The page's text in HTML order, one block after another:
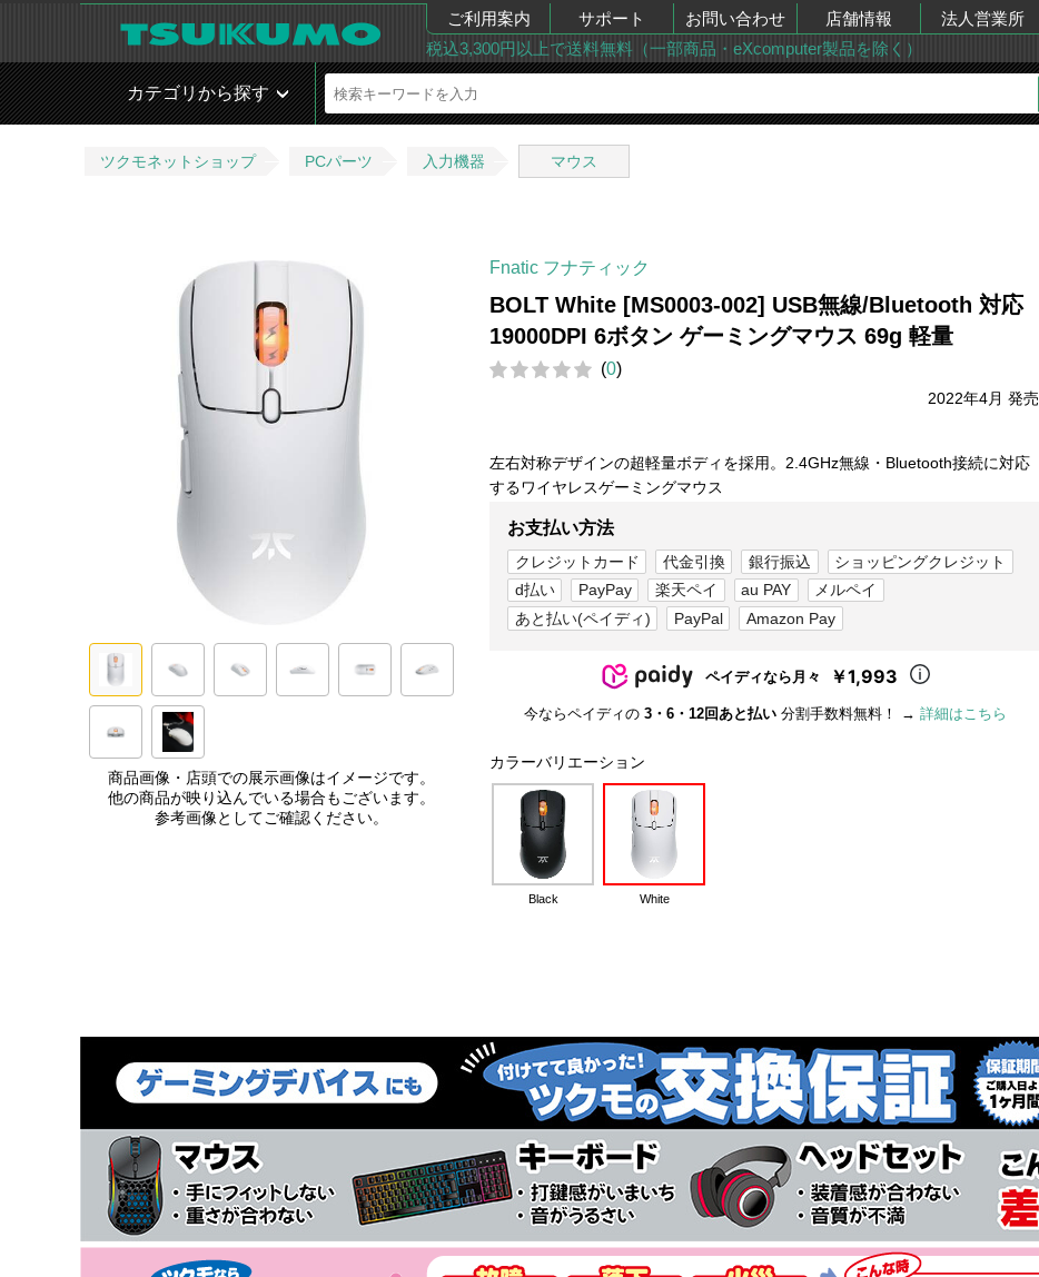
ご利用案内 サポート お問い合わせ 店舗情報 法人営業所
税込3,300円以上で送料無料（一部商品・eXcomputer製品を除く）
カテゴリから探す
ツクモネットショップ PCパーツ 入力機器 マウス
商品画像・店頭での展示画像はイメージです。
他の商品が映り込んでいる場合もございます。
参考画像としてご確認ください。
Fnatic フナティック
BOLT White [MS0003-002] USB無線/Bluetooth 対応
19000DPI 6ボタン ゲーミングマウス 69g 軽量
(0)
2022年4月 発売
左右対称デザインの超軽量ボディを採用。2.4GHz無線・Bluetooth接続に対応
するワイヤレスゲーミングマウス
お支払い方法
クレジットカード 代金引換 銀行振込
ショッピングクレジット
d払い
PayPay 楽天ペイ au PAY
メルペイ
あと払い(ペイディ)
PayPal Amazon Pay
ペイディなら月々 ￥1,993
今ならペイディの 3・6・12回あと払い 分割手数料無料！ → 詳細はこちら
カラーバリエーション
Black White